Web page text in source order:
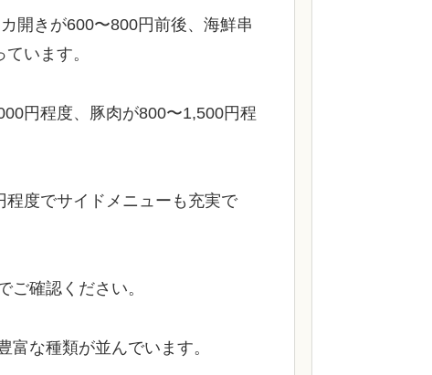
開きが600〜800円前後、海鮮串
います。
円程度、豚肉が800〜1,500円程
度でサイドメニューも充実で
ご確認ください。
な種類が並んでいます。